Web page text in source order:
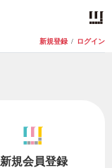
新規登録 / ログイン
新規会員登録